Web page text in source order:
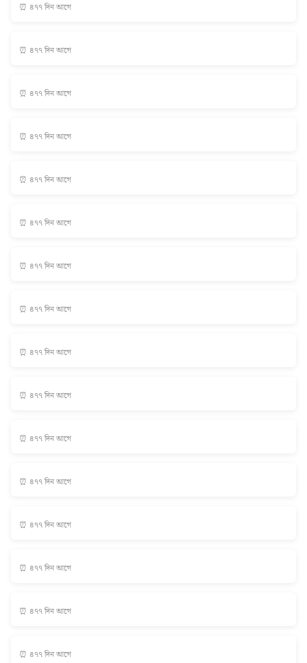
⏰ ৪৭৭ দিন আগে
⏰ ৪৭৭ দিন আগে
⏰ ৪৭৭ দিন আগে
⏰ ৪৭৭ দিন আগে
⏰ ৪৭৭ দিন আগে
⏰ ৪৭৭ দিন আগে
⏰ ৪৭৭ দিন আগে
⏰ ৪৭৭ দিন আগে
⏰ ৪৭৭ দিন আগে
⏰ ৪৭৭ দিন আগে
⏰ ৪৭৭ দিন আগে
⏰ ৪৭৭ দিন আগে
⏰ ৪৭৭ দিন আগে
⏰ ৪৭৭ দিন আগে
⏰ ৪৭৭ দিন আগে
⏰ ৪৭৭ দিন আগে